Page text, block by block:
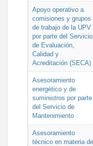
Apoyo operativo a
comisiones y grupos
de trabajo de la UPV
por parte del Servicio
de Evaluación,
Calidad y
Acreditación (SECA)
Asesoramiento
energético y de
suministros por parte
del Servicio de
Mantenimiento
Asesoramiento
técnico en materia de